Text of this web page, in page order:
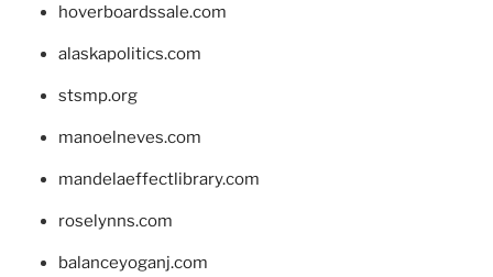
hoverboardssale.com
alaskapolitics.com
stsmp.org
manoelneves.com
mandelaeffectlibrary.com
roselynns.com
balanceyoganj.com